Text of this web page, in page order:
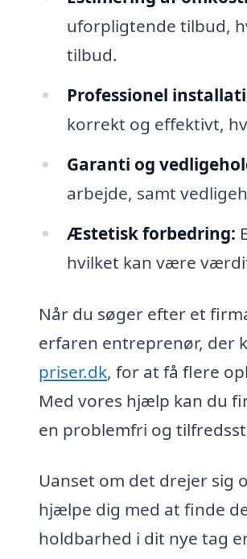
uforpligtende tilbud,
tilbud.
Professionel
korrekt og effektivt,
Garanti og
arbejde, samt
Æstetisk forbedring:
hvilket kan være
Når du søger efter et
erfaren entreprenør, der
priser.dk, for at få flere
Med vores hjælp kan du
en problemfri og
Uanset om det drejer sig
hjælpe dig med at finde
holdbarhed i dit nye tag